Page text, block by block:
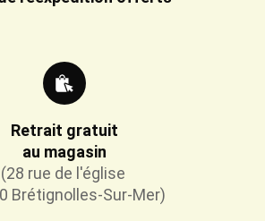
Retrait gratuit
au magasin
(28 rue de l'église
Brétignolles-Sur-Mer)